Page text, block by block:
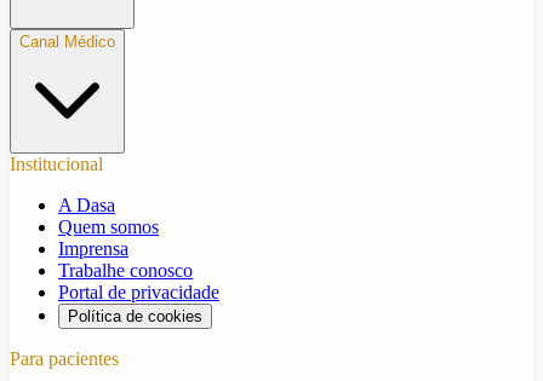
Canal Médico
Institucional
A Dasa
Quem somos
Imprensa
Trabalhe conosco
Portal de privacidade
Política de cookies
Para pacientes